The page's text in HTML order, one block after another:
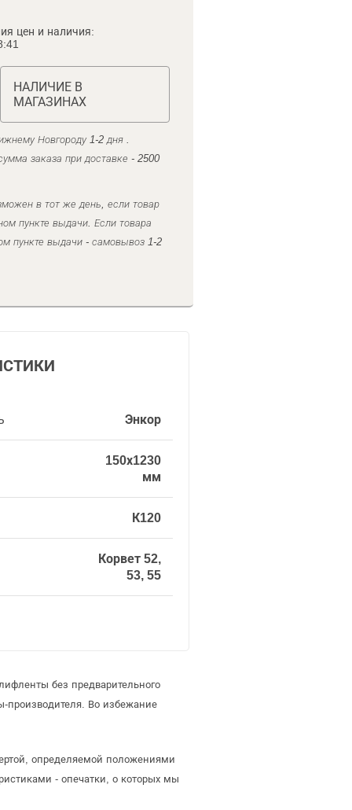
цен и наличия:
НАЛИЧИЕ В
МАГАЗИНАХ
Новгороду 1-2 дня .
заказа при доставке - 2500
в тот же день, если товар
пункте выдачи. Если товара
пункте выдачи - самовывоз 1-2
Энкор
150х1230
мм
К120
Корвет 52,
53, 55
без предварительного
Во избежание
определяемой положениями
- опечатки, о которых мы